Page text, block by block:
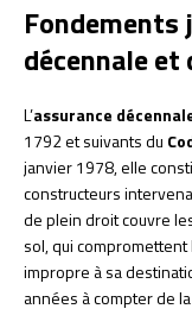
Fondements
décennale et
L’assurance
1792 et suivants du
janvier 1978, elle
constructeurs
de plein droit couvre
sol, qui
impropre à sa
années à compter de